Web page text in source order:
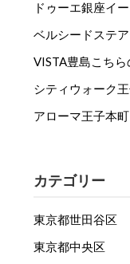
ドゥーエ銀座イ
ベルシードステ
VISTA豊島こち
シティウォーク
アローマ王子本
カテゴリー
東京都世田谷区
東京都中央区